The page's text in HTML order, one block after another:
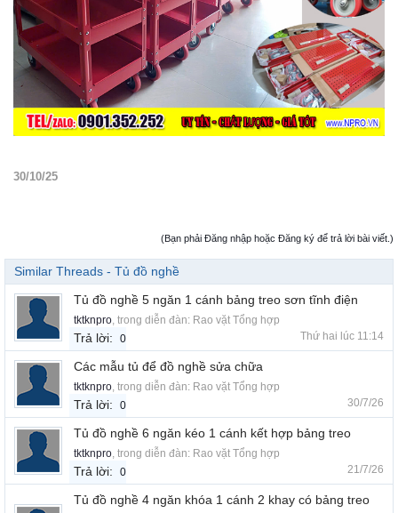
30/10/25
(Bạn phải Đăng nhập hoặc Đăng ký để trả lời bài viết.)
Similar Threads - Tủ đồ nghề
Tủ đồ nghề 5 ngăn 1 cánh bảng treo sơn tĩnh điện
tktknpro , trong diễn đàn: Rao vặt Tổng hợp
Trả lời: 0 Thứ hai lúc 11:14
Các mẫu tủ để đồ nghề sửa chữa
tktknpro , trong diễn đàn: Rao vặt Tổng hợp
Trả lời: 0 30/7/26
Tủ đồ nghề 6 ngăn kéo 1 cánh kết hợp bảng treo
tktknpro , trong diễn đàn: Rao vặt Tổng hợp
Trả lời: 0 21/7/26
Tủ đồ nghề 4 ngăn khóa 1 cánh 2 khay có bảng treo